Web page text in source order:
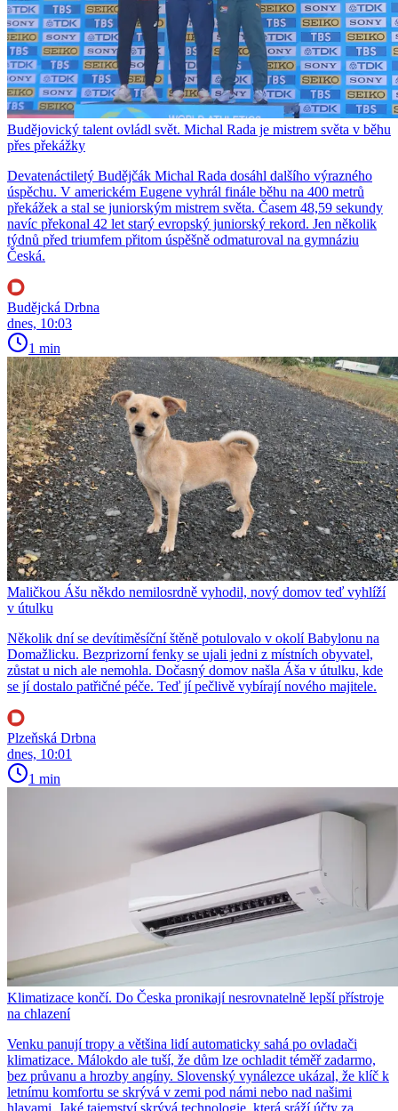
Budějovický talent ovládl svět. Michal Rada je mistrem světa v běhu
přes překážky
Devatenáctiletý Budějčák Michal Rada dosáhl dalšího výrazného
úspěchu. V americkém Eugene vyhrál finále běhu na 400 metrů
překážek a stal se juniorským mistrem světa. Časem 48,59 sekundy
navíc překonal 42 let starý evropský juniorský rekord. Jen několik
týdnů před triumfem přitom úspěšně odmaturoval na gymnáziu
Česká.
Budějcká Drbna
dnes, 10:03
1 min
Maličkou Ášu někdo nemilosrdně vyhodil, nový domov teď vyhlíží
v útulku
Několik dní se devítiměsíční štěně potulovalo v okolí Babylonu na
Domažlicku. Bezprizorní fenky se ujali jedni z místních obyvatel,
zůstat u nich ale nemohla. Dočasný domov našla Áša v útulku, kde
se jí dostalo patřičné péče. Teď jí pečlivě vybírají nového majitele.
Plzeňská Drbna
dnes, 10:01
1 min
Klimatizace končí. Do Česka pronikají nesrovnatelně lepší přístroje
na chlazení
Venku panují tropy a většina lidí automaticky sahá po ovladači
klimatizace. Málokdo ale tuší, že dům lze ochladit téměř zadarmo,
bez průvanu a hrozby angíny. Slovenský vynálezce ukázal, že klíč k
letnímu komfortu se skrývá v zemi pod námi nebo nad našimi
hlavami. Jaké tajemství skrývá technologie, která sráží účty za